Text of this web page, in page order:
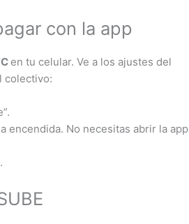
con la app
en tu celular. Ve a los ajustes del
colectivo:
encendida. No necesitas abrir la app